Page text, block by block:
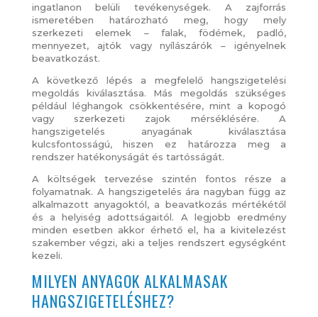
ingatlanon belüli tevékenységek. A zajforrás
ismeretében határozható meg, hogy mely
szerkezeti elemek – falak, födémek, padló,
mennyezet, ajtók vagy nyílászárók – igényelnek
beavatkozást.
A következő lépés a megfelelő hangszigetelési
megoldás kiválasztása. Más megoldás szükséges
például léghangok csökkentésére, mint a kopogó
vagy szerkezeti zajok mérséklésére. A
hangszigetelés anyagának kiválasztása
kulcsfontosságú, hiszen ez határozza meg a
rendszer hatékonyságát és tartósságát.
A költségek tervezése szintén fontos része a
folyamatnak. A hangszigetelés ára nagyban függ az
alkalmazott anyagoktól, a beavatkozás mértékétől
és a helyiség adottságaitól. A legjobb eredmény
minden esetben akkor érhető el, ha a kivitelezést
szakember végzi, aki a teljes rendszert egységként
kezeli.
MILYEN ANYAGOK ALKALMASAK
HANGSZIGETELÉSHEZ?